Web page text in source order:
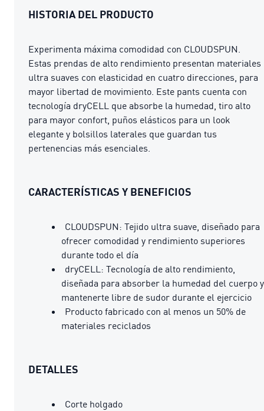
HISTORIA DEL PRODUCTO
Experimenta máxima comodidad con CLOUDSPUN.
Estas prendas de alto rendimiento presentan materiales
ultra suaves con elasticidad en cuatro direcciones, para
mayor libertad de movimiento. Este pants cuenta con
tecnología dryCELL que absorbe la humedad, tiro alto
para mayor confort, puños elásticos para un look
elegante y bolsillos laterales que guardan tus
pertenencias más esenciales.
CARACTERÍSTICAS Y BENEFICIOS
CLOUDSPUN: Tejido ultra suave, diseñado para
ofrecer comodidad y rendimiento superiores
durante todo el día
dryCELL: Tecnología de alto rendimiento,
diseñada para absorber la humedad del cuerpo y
mantenerte libre de sudor durante el ejercicio
Producto fabricado con al menos un 50% de
materiales reciclados
DETALLES
Corte holgado